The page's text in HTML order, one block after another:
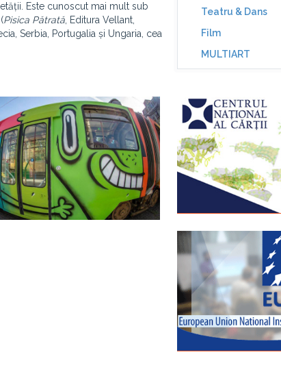
Este cunoscut mai mult sub
Pisica Pătrată , Editura Vellant,
Serbia, Portugalia și Ungaria, cea
Teatru & Dans
Film
MULTIART